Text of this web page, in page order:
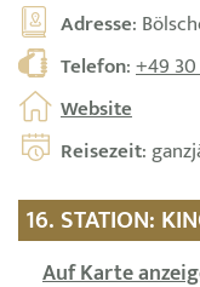
Adresse:
Telefon:+49 30
Website
Reisezeit:
16. STATION:
Auf Karte